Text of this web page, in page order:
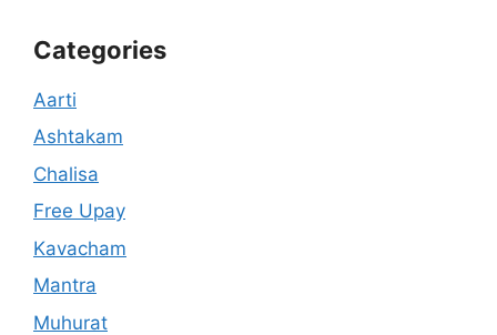
Categories
Aarti
Ashtakam
Chalisa
Free Upay
Kavacham
Mantra
Muhurat